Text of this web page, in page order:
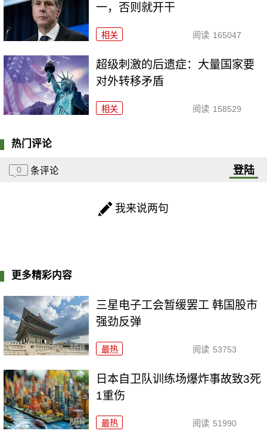
一，否则就开干
相关 阅读 165047
超级刺激的后遗症：大量国家要
对外转移矛盾
相关 阅读 158529
热门评论
0 条评论 登陆
我来说两句
更多精彩内容
三星电子工会暂缓罢工 韩国股市
强劲反弹
最热 阅读 53753
日本自卫队训练场爆炸事故致3死
1重伤
最热 阅读 51990